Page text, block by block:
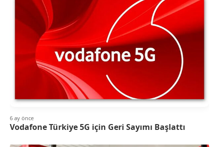
6 ay önce
Vodafone Türkiye 5G için Geri Sayımı Başlattı